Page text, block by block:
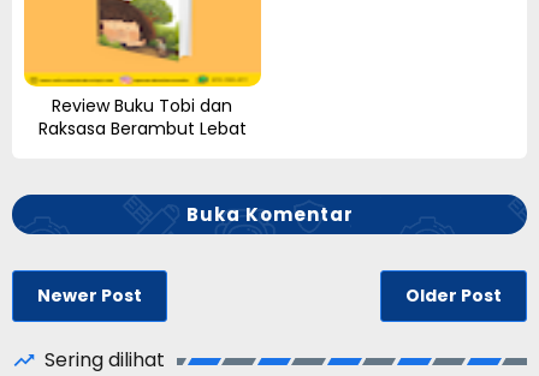
Review Buku Tobi dan
Raksasa Berambut Lebat
Buka Komentar
Newer Post Older Post
Sering dilihat